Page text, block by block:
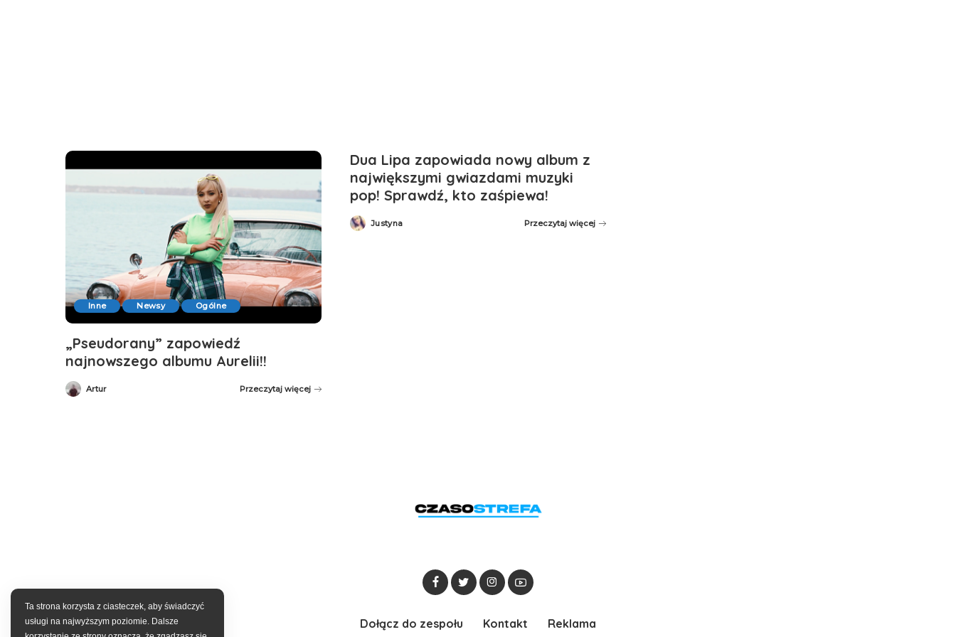
Inne Newsy Ogólne
„Pseudorany” zapowiedź
najnowszego albumu Aurelii!!
Posted
by
Artur Przeczytaj więcej
Dua Lipa zapowiada nowy album z
największymi gwiazdami muzyki
pop! Sprawdź, kto zaśpiewa!
Posted
by
Justyna Przeczytaj więcej
Dołącz do zespołu Kontakt Reklama
Ta strona korzysta z ciasteczek, aby świadczyć
usługi na najwyższym poziomie. Dalsze